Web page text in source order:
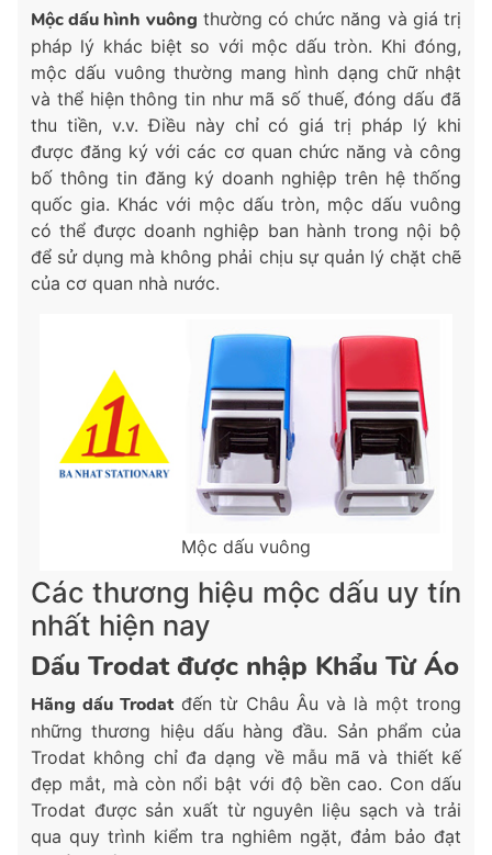
Mộc dấu hình vuông thường có chức năng và giá trị
pháp lý khác biệt so với mộc dấu tròn. Khi đóng,
mộc dấu vuông thường mang hình dạng chữ nhật
và thể hiện thông tin như mã số thuế, đóng dấu đã
thu tiền, v.v. Điều này chỉ có giá trị pháp lý khi
được đăng ký với các cơ quan chức năng và công
bố thông tin đăng ký doanh nghiệp trên hệ thống
quốc gia. Khác với mộc dấu tròn, mộc dấu vuông
có thể được doanh nghiệp ban hành trong nội bộ
để sử dụng mà không phải chịu sự quản lý chặt chẽ
của cơ quan nhà nước.
Mộc dấu vuông
Các thương hiệu mộc dấu uy tín
nhất hiện nay
Dấu Trodat được nhập Khẩu Từ Áo
Hãng dấu Trodat đến từ Châu Âu và là một trong
những thương hiệu dấu hàng đầu. Sản phẩm của
Trodat không chỉ đa dạng về mẫu mã và thiết kế
đẹp mắt, mà còn nổi bật với độ bền cao. Con dấu
Trodat được sản xuất từ nguyên liệu sạch và trải
qua quy trình kiểm tra nghiêm ngặt, đảm bảo đạt